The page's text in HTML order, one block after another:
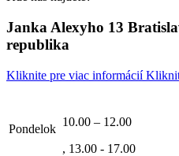
Janka Alexyho 13
republika
Kliknite pre viac informácií
Pondelok
10.00 – 12.00
, 13.00 - 17.00